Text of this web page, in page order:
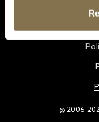
@ 2006-